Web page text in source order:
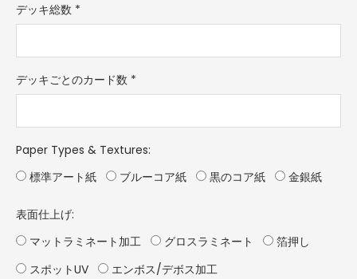
デッキ総数 *
デッキごとのカード数 *
Paper Types & Textures:
標準アート紙
ブルーコア紙 黒のコア紙 金銀紙
表面仕上げ:
マットラミネート加工
グロスラミネート
箔押し
スポットUV
エンボス/デボス加工